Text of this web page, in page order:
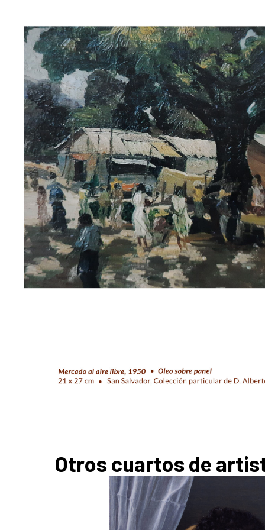
Otros cuartos de